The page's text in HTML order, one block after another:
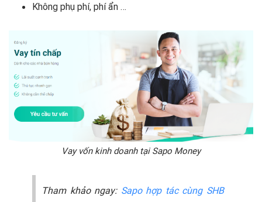
Không phụ phí, phí ẩn …
Vay vốn kinh doanh tại Sapo Money
Tham khảo ngay: Sapo hợp tác cùng SHB